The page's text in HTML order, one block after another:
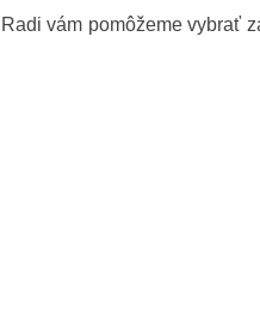
vám pomôžeme vybrať